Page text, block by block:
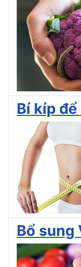
Bí kíp
Bổ sung